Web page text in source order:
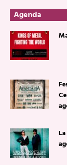
Agenda